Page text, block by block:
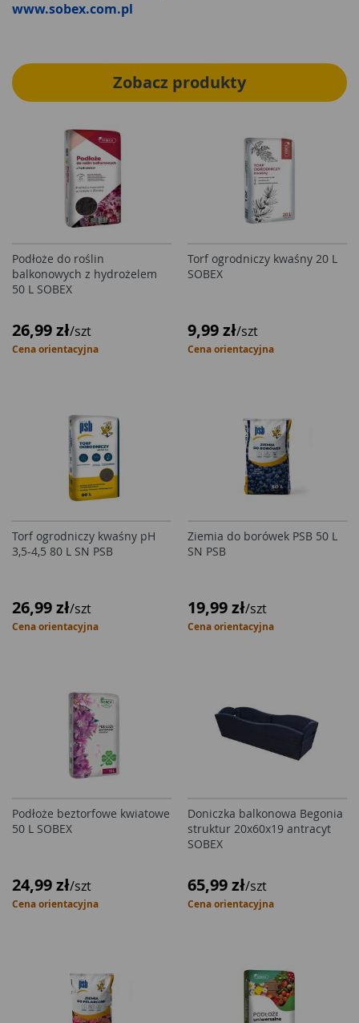
www.sobex.com.pl
Zobacz produkty
Podłoże do roślin
balkonowych z hydrożelem
50 L SOBEX
26,99 zł/szt
Cena orientacyjna
Torf ogrodniczy kwaśny 20 L
SOBEX
9,99 zł/szt
Cena orientacyjna
Torf ogrodniczy kwaśny pH
3,5-4,5 80 L SN PSB
26,99 zł/szt
Cena orientacyjna
Ziemia do borówek PSB 50 L
SN PSB
19,99 zł/szt
Cena orientacyjna
Podłoże beztorfowe kwiatowe
50 L SOBEX
24,99 zł/szt
Cena orientacyjna
Doniczka balkonowa Begonia
struktur 20x60x19 antracyt
SOBEX
65,99 zł/szt
Cena orientacyjna